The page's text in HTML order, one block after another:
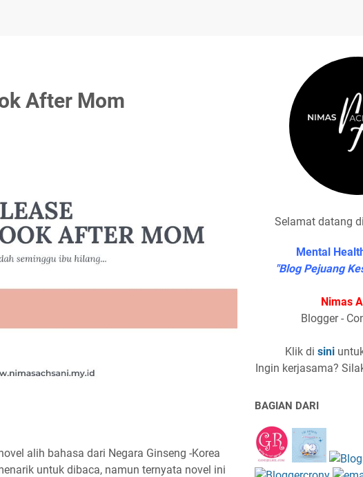
After Mom
alih bahasa dari Negara Ginseng -Korea
untuk dibaca, namun ternyata novel ini
Selamat datang di
Mental
"Blog Pejuang
Nimas
Blogger -
Klik di sini
Ingin kerjasama?
BAGIAN DARI